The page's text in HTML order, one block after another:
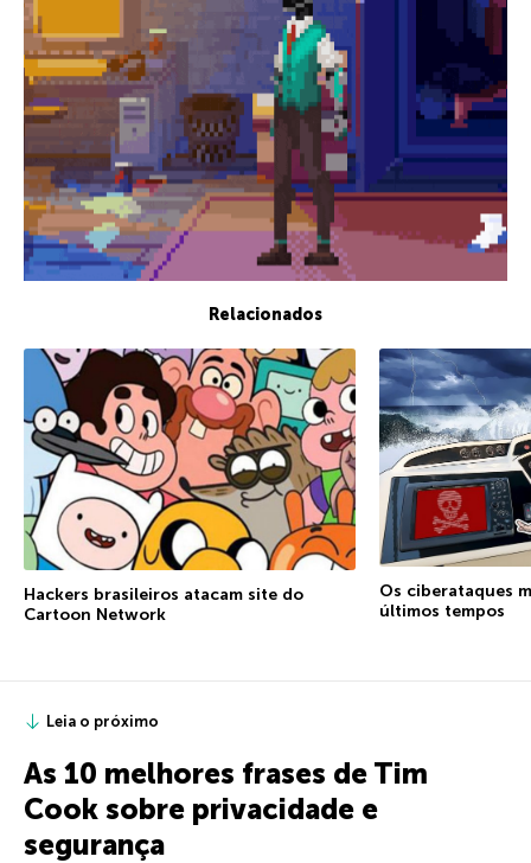
Relacionados
Hackers brasileiros atacam site do
Cartoon Network
Os ciberataques
últimos tempos
Leia o próximo
As 10 melhores frases de Tim
Cook sobre privacidade e
segurança